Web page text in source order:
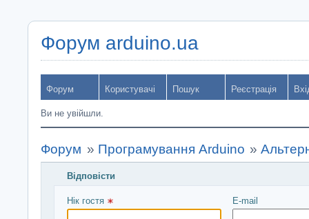
Форум arduino.ua
Форум Користувачі Пошук Реєстрація
Ви не увійшли.
Форум » Програмування Arduino »
Відповісти
Введіть повідомлення і натисніть Надіслати
Нік гостя E-mail